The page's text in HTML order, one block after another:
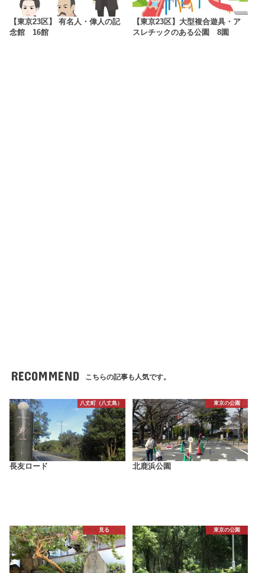
【東京23区】 有名人・偉人の記
念館 16館
【東京23区】大型複合遊具・ア
スレチックのある公園 8園
RECOMMEND こちらの記事も人気です。
八丈町（八丈島）
長友ロード
東京の公園
北鹿浜公園
見る 東京の公園